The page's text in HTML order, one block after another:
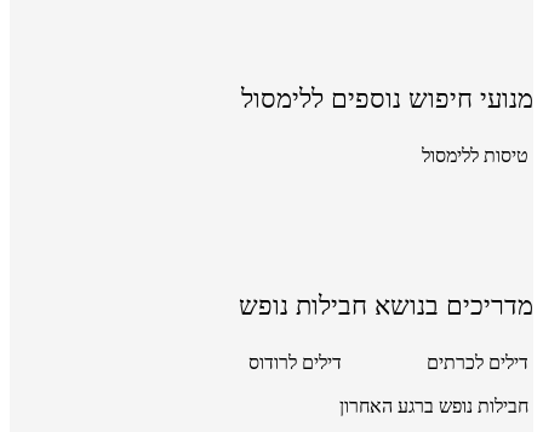
מנועי חיפוש נוספים ללימסול
טיסות ללימסול
מדריכים בנושא חבילות נופש
דילים לכרתים דילים לרודוס
חבילות נופש ברגע האחרון